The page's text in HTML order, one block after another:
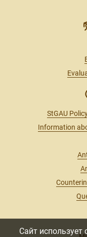
StGAU
Information
Сайт использует